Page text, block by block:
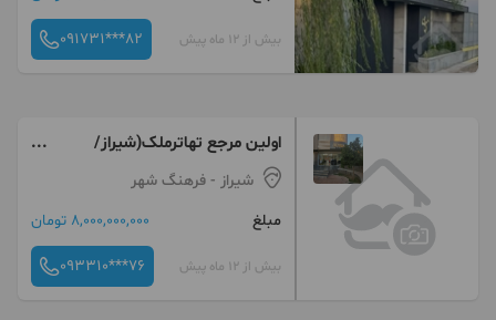
بیش از 12 ماه پیش 091731***82
اولین مرجع تهاترملک(شیراز/
تهران/شمال)
شیراز - فرهنگ شهر
مبلغ
8,000,000,000 تومان
بیش از 12 ماه پیش 093310***76